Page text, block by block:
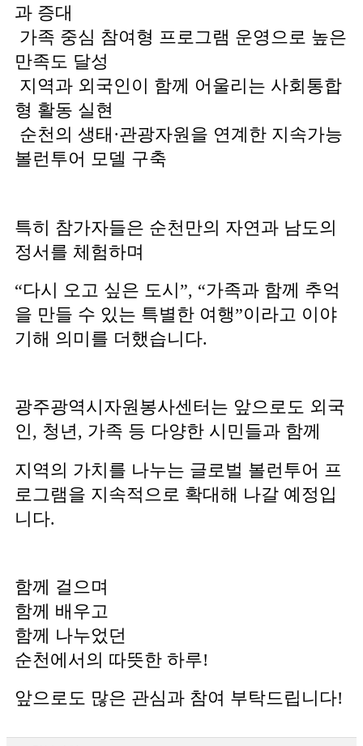
과 증대
가족 중심 참여형 프로그램 운영으로 높은
만족도 달성
지역과 외국인이 함께 어울리는 사회통합
형 활동 실현
순천의 생태·관광자원을 연계한 지속가능
볼런투어 모델 구축
특히 참가자들은 순천만의 자연과 남도의
정서를 체험하며
“다시 오고 싶은 도시”, “가족과 함께 추억
을 만들 수 있는 특별한 여행”이라고 이야
기해 의미를 더했습니다.
광주광역시자원봉사센터는 앞으로도 외국
인, 청년, 가족 등 다양한 시민들과 함께
지역의 가치를 나누는 글로벌 볼런투어 프
로그램을 지속적으로 확대해 나갈 예정입
니다.
함께 걸으며
함께 배우고
함께 나누었던
순천에서의 따뜻한 하루!
앞으로도 많은 관심과 참여 부탁드립니다!